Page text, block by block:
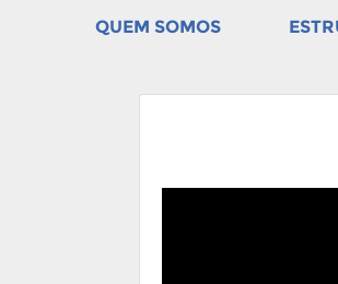
QUEM SOMOS